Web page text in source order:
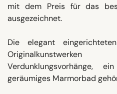
mit dem Preis für das
ausgezeichnet.
Die elegant
Verdunklungsvorhänge,
geräumiges Marmorbad